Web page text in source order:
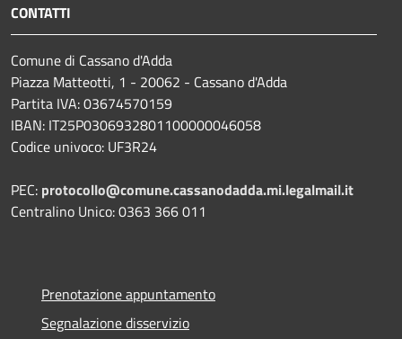
CONTATTI
Comune di Cassano d'Adda
Piazza Matteotti, 1 - 20062 - Cassano d'Adda
Partita IVA: 03674570159
IBAN: IT25P0306932801100000046058
Codice univoco: UF3R24
PEC: protocollo@comune.cassanodadda.mi.legalmail.it
Centralino Unico: 0363 366 011
Prenotazione appuntamento
Segnalazione disservizio